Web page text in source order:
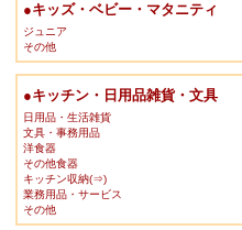
●キッズ・ベビー・マタニティ
ジュニア
その他
●キッチン・日用品雑貨・文具
日用品・生活雑貨
文具・事務用品
洋食器
その他食器
キッチン収納(⇒)
業務用品・サービス
その他